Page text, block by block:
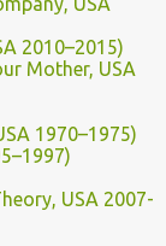
2010–2015)
Mother, USA
1970–1975)
USA 2007-